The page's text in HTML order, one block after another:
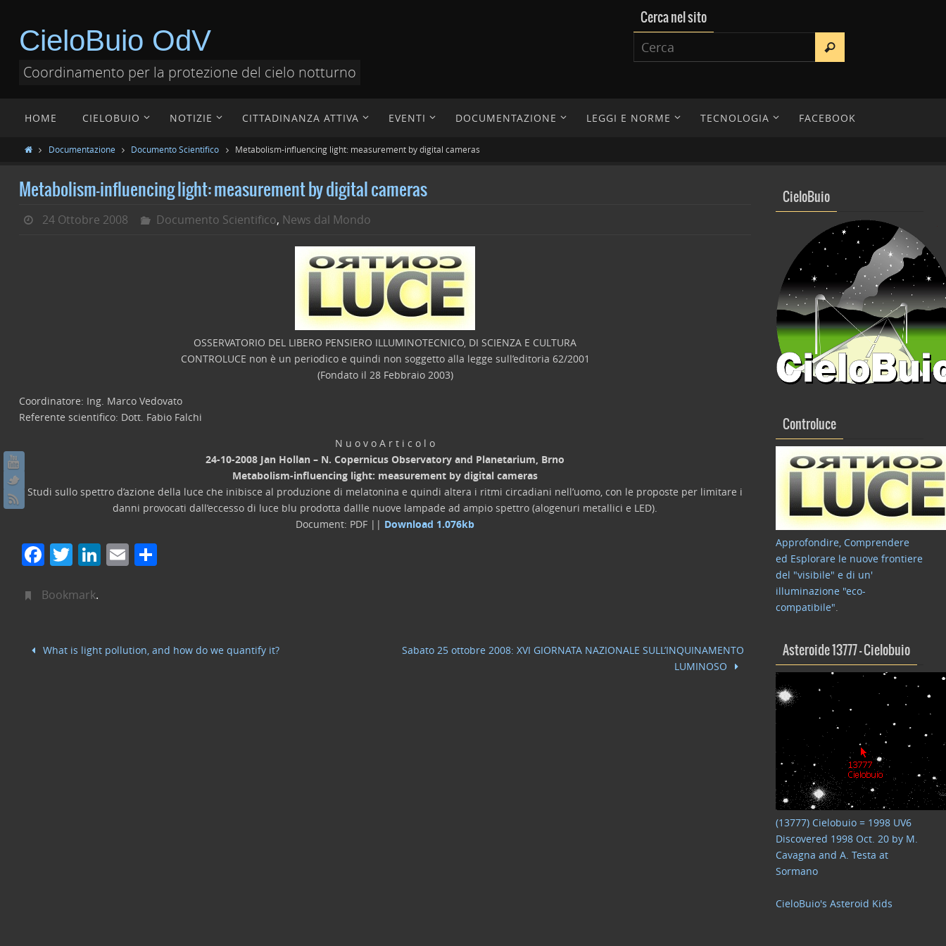
CieloBuio OdV
Coordinamento per la protezione del cielo notturno
Cerca nel sito
HOME CIELOBUIO NOTIZIE CITTADINANZA ATTIVA EVENTI DOCUMENTAZIONE LEGGI E NORME TECNOLOGIA FACEBOOK
Documentazione Documento Scientifico Metabolism-influencing light: measurement by digital cameras
Metabolism-influencing light: measurement by digital cameras
24 Ottobre 2008 Documento Scientifico, News dal Mondo
OSSERVATORIO DEL LIBERO PENSIERO ILLUMINOTECNICO, DI SCIENZA E CULTURA
CONTROLUCE non è un periodico e quindi non soggetto alla legge sull’editoria 62/2001
(Fondato il 28 Febbraio 2003)
Coordinatore: Ing. Marco Vedovato
Referente scientifico: Dott. Fabio Falchi
N u o v o A r t i c o l o
24-10-2008 Jan Hollan – N. Copernicus Observatory and Planetarium, Brno
Metabolism-influencing light: measurement by digital cameras
Studi sullo spettro d’azione della luce che inibisce al produzione di melatonina e quindi altera i ritmi circadiani nell’uomo, con le proposte per limitare i
danni provocati dall’eccesso di luce blu prodotta dallle nuove lampade ad ampio spettro (alogenuri metallici e LED).
Document: PDF || Download 1.076kb
F
c
b
T
itt
Li
dI
E
vi
Bookmark.
What is light pollution, and how do we quantify it?
Sabato 25 ottobre 2008: XVI GIORNATA NAZIONALE SULL’INQUINAMENTO
LUMINOSO
CieloBuio
Controluce
Approfondire, Comprendere
ed Esplorare le nuove frontiere
del "visibile" e di un'
illuminazione "eco-
compatibile".
Asteroide 13777 – Cielobuio
(13777) Cielobuio = 1998 UV6
Discovered 1998 Oct. 20 by M.
Cavagna and A. Testa at
Sormano
CieloBuio's Asteroid Kids